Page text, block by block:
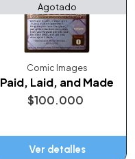
Agotado
Comic Images
Paid, Laid, and Made
$100.000
Ver detalles